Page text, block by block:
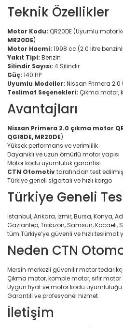
Teknik Özellikler
Motor Kodu: QR20DE (Uyumlu motor
MR20DE)
Motor Hacmi: 1998 cc (2.0 litre
Yakıt Tipi: Benzin
Silindir Sayısı: 4 Silindir
Güç: 140 HP
Uyumlu Modeller: Nissan Primera 2.0
Teslimat Seçenekleri: Çıkma motor,
Avantajları
Nissan Primera 2.0 çıkma motor
QG18DE, MR20DE)
Yüksek performans ve verimlilik
Dayanıklı ve uzun ömürlü motor yapısı
Motor kodu uyumluluk garantisi
CTN Otomotivtarafından test
Türkiye geneli sigortalı ve hızlı kargo
Türkiye Geneli
İstanbul, Ankara, İzmir, Bursa, Konya,
Gaziantep, Trabzon, Samsun, Kocaeli,
tüm Türkiye’ye güvenli ve hızlı teslimat
Neden CTN
Mersin merkezli güvenilir motor
Çıkma motor, komple motor, sıfır
Uygun fiyat ve motor kodu uyumluluğu
Garantili ve profesyonel hizmet
İletişim